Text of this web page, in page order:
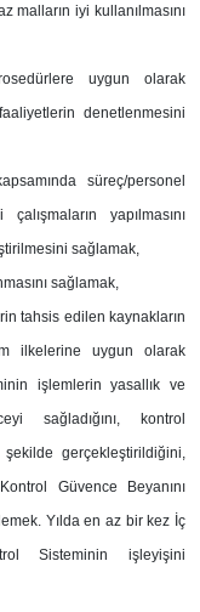
malların iyi kullanılmasını
uygun olarak
denetlenmesini
süreç/personel
yapılmasını
sağlamak,
sağlamak,
tahsis edilen kaynakların
ilkelerine uygun olarak
işlemlerin yasallık ve
sağladığını, kontrol
gerçekleştirildiğini,
Güvence Beyanını
Yılda en az bir kez İç
Sisteminin işleyişini